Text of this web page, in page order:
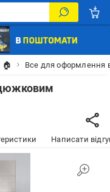
🏠 Все для оформлення
Написати